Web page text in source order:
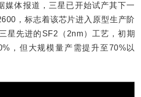
体报道，三星已开始试产其下一
，标志着该芯片进入原型生产阶
星先进的SF2（2nm）工艺，初期
，但大规模量产需提升至70%以